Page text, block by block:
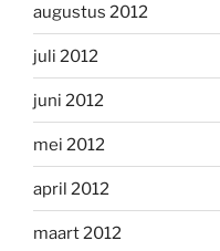
augustus 2012
juli 2012
juni 2012
mei 2012
april 2012
maart 2012